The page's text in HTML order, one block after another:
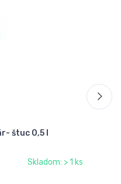
štuc 0,5 l
Skladom: > 1 ks